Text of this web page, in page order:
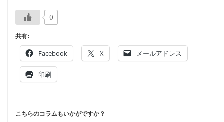
0
共有:
Facebook X メールアドレス
印刷
こちらのコラムもいかがですか？